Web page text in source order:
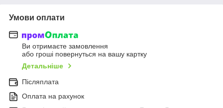
Умови оплати
Ви отримаєте замовлення
або гроші повернуться на вашу картку
Детальніше
Післяплата
Оплата на рахунок